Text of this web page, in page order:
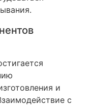
и
с